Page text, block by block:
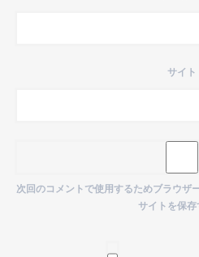
サイト
次回のコメントで使用するためブラウザ
サイトを保存